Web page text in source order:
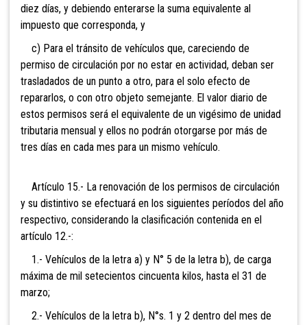
diez días, y debiendo enterarse la suma equivalente al
impuesto que corresponda, y
c) Para el tránsito de vehículos que, careciendo de
permiso de circulación por no estar en actividad, deban ser
trasladados de un punto a otro, para el solo efecto de
repararlos, o con otro objeto semejante. El valor diario de
estos permisos será el equivalente de un vigésimo de unidad
tributaria mensual y ellos no podrán otorgarse por más de
tres días en cada mes para un mismo vehículo.
Artículo 15.- La renovación de los permisos de circulación
y su distintivo se efectuará en los siguientes períodos del año
respectivo, considerando la clasificación contenida en el
artículo 12.-:
1.- Vehículos de la letra a) y N° 5 de la letra b), de carga
máxima de mil setecientos cincuenta kilos, hasta el 31 de
marzo;
2.- Vehículos de la letra b), N°s. 1 y 2 dentro del mes de